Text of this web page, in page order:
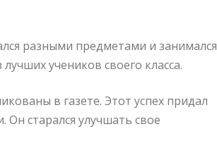
разными предметами и занимался
учеников своего класса.
в газете. Этот успех придал
Он старался улучшать свое